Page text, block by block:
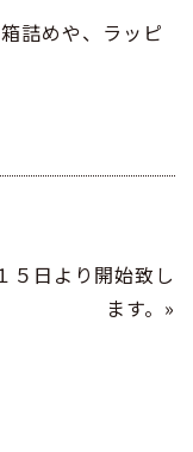
詰めや、ラッピ
５日より開始致し
ます。»